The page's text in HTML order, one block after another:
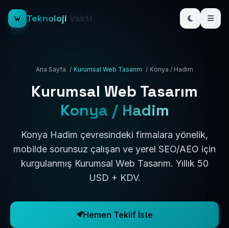
Teknoloji Vakti
Ana Sayfa / Kurumsal Web Tasarım / Konya / Hadim
Kurumsal Web Tasarım
Konya / Hadim
Konya Hadim çevresindeki firmalara yönelik,
mobilde sorunsuz çalışan ve yerel SEO/AEO için
kurgulanmış Kurumsal Web Tasarım. Yıllık 50
USD + KDV.
Hemen Teklif İste